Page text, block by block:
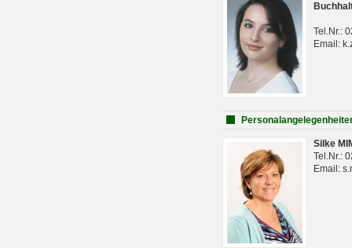
Tel.Nr.:
Email:
Silke
Tel.Nr.:
Email: